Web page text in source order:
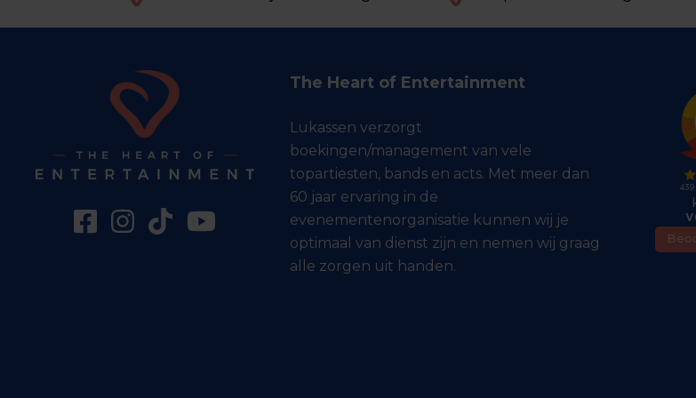
The Heart of Entertainment
Lukassen verzorgt
boekingen/management van vele
topartiesten, bands en acts. Met meer dan
60 jaar ervaring in de
evenementenorganisatie kunnen wij je
optimaal van dienst zijn en nemen wij graag
alle zorgen uit handen.